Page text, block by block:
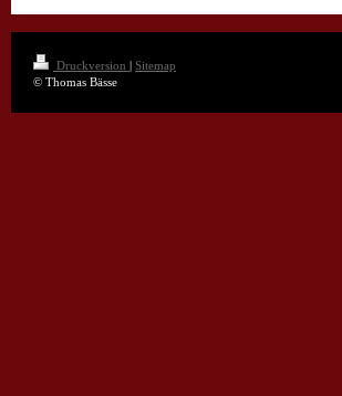
Druckversion | Sitemap
© Thomas Bässe